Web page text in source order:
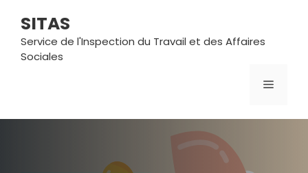
contenu
SITAS
Service de l'Inspection du Travail et des Affaires
Sociales
MENU